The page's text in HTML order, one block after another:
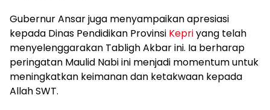
Gubernur Ansar juga menyampaikan apresiasi
kepada Dinas Pendidikan Provinsi Kepriyang telah
menyelenggarakan Tabligh Akbar ini. Ia berharap
peringatan Maulid Nabi ini menjadi momentum untuk
meningkatkan keimanan dan ketakwaan kepada
Allah SWT.